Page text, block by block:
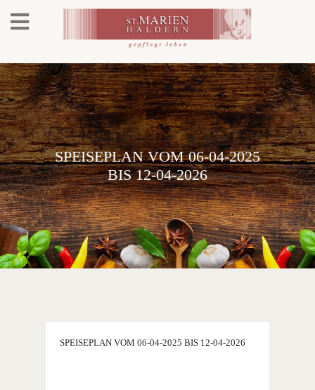
SPEISEPLAN VOM 06-04-2025
BIS 12-04-2026
SPEISEPLAN VOM 06-04-2025 BIS 12-04-2026